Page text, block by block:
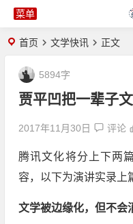
首页 文学快讯 正文
贾平凹把一辈子
2017年11月30日 评论
5894字
腾讯文化将分上下两
容，以下为演讲实录上
文学被边缘化，但不会